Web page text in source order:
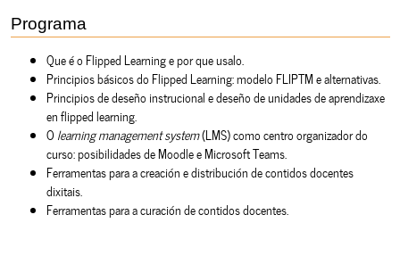
Programa
Que é o Flipped Learning e por que usalo.
Principios básicos do Flipped Learning: modelo FLIPTM e alternativas.
Principios de deseño instrucional e deseño de unidades de aprendizaxe
en flipped learning.
O learning management system(LMS) como centro organizador do
curso: posibilidades de Moodle e Microsoft Teams.
Ferramentas para a creación e distribución de contidos docentes
dixitais.
Ferramentas para a curación de contidos docentes.